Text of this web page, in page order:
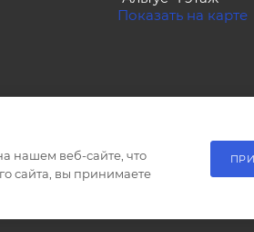
Показать на карте
нашем веб-сайте, что
сайта, вы принимаете